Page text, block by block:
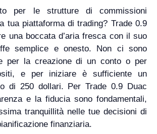
per le strutture di commissioni
tua piattaforma di trading? Trade 0.9
una boccata d’aria fresca con il suo
semplice e onesto. Non ci sono
per la creazione di un conto o per
e per iniziare è sufficiente un
di 250 dollari. Per Trade 0.9 Duac
e la fiducia sono fondamentali,
tranquillità nelle tue decisioni di
finanziaria.